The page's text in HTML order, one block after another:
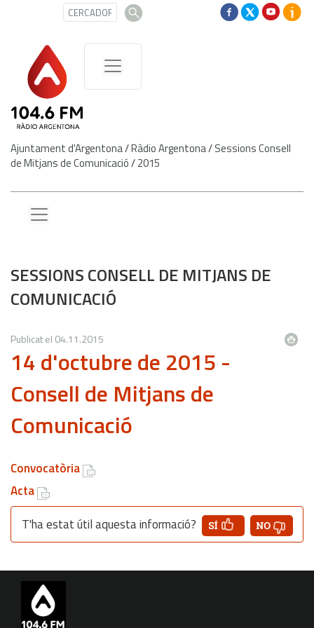
Ajuntament d'Argentona/Ràdio Argentona/Sessions Consell
de Mitjans de Comunicació/2015
SESSIONS CONSELL DE MITJANS DE
COMUNICACIÓ
Publicat el 04.11.2015
14 d'octubre de 2015 -
Consell de Mitjans de
Comunicació
Convocatòria
Acta
T'ha estat útil aquesta informació?